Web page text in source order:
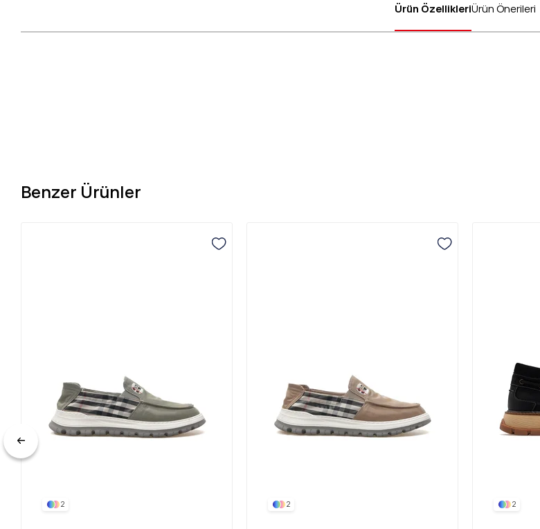
Ürün ÖzellikleriÜrün Önerileri
Benzer Ürünler
2 2 2